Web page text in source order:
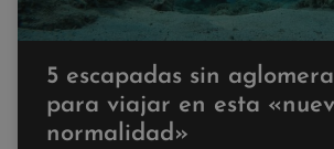
5 escapadas sin
para viajar en esta
normalidad»